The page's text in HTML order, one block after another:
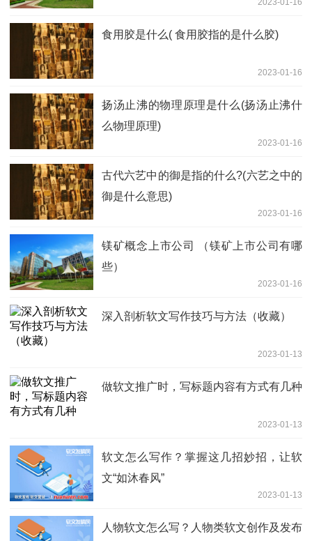
2023-01-16
食用胶是什么( 食用胶指的是什么胶)
2023-01-16
扬汤止沸的物理原理是什么(扬汤止沸什
么物理原理)
2023-01-16
古代六艺中的御是指的什么?(六艺之中的
御是什么意思)
2023-01-16
镁矿概念上市公司 （镁矿上市公司有哪
些）
2023-01-16
深入剖析软文写作技巧与方法（收藏）
2023-01-13
做软文推广时，写标题内容有方式有几种
2023-01-13
软文怎么写作？掌握这几招妙招，让软
文“如沐春风”
2023-01-13
人物软文怎么写？人物类软文创作及发布